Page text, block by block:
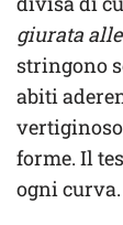
giurata
stringono
abiti
forme. Il
ogni curva.